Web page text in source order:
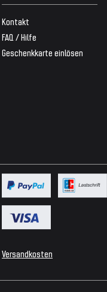
Kontakt
FAQ / Hilfe
Geschenkkarte einlösen
Versandkosten